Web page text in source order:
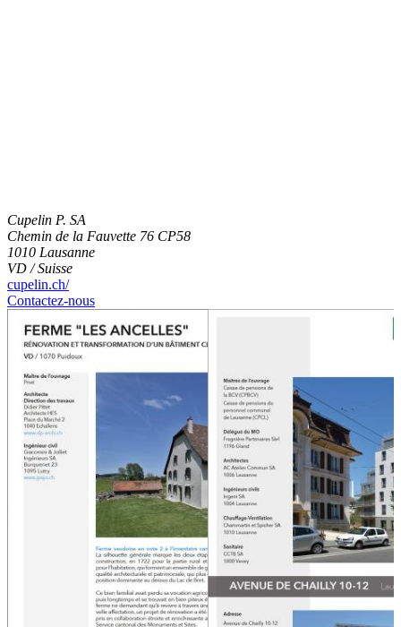
Cupelin P. SA
Chemin de la Fauvette 76 CP58
1010 Lausanne
VD / Suisse
cupelin.ch/
Contactez-nous